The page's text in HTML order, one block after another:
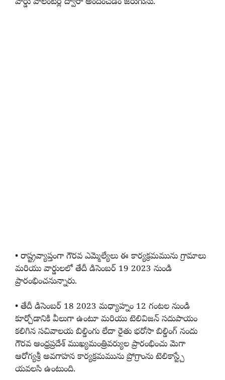
వార్డు వాలంటీర్ల ద్వారా అందించడం జరుగును.
• రాష్ట్రవ్యాప్తంగా గౌరవ ఎమ్మెల్యేలు ఈ కార్యక్రమమును గ్రామాలు
మరియు వార్డులలో తేదీ డిసెంబర్ 19 2023 నుండి
ప్రారంభించనున్నారు.
• తేదీ డిసెంబర్ 18 2023 మధ్యాహ్నం 12 గంటల నుండి
కూర్చోడానికి వీలుగా ఉంటూ మరియు టెలివిజన్ సదుపాయం
కలిగిన సచివాలయ బిల్డింగు లేదా రైతు భరోసా బిల్డింగ్ నందు
గౌరవ ఆంధ్రప్రదేశ్ ముఖ్యమంత్రివర్యుల ప్రారంభించు మెగా
ఆరోగ్యశ్రీ అవగాహన కార్యక్రమమును ప్రోగ్రాంను టెలికాస్ట్చే
యవలసి ఉంటుంది.